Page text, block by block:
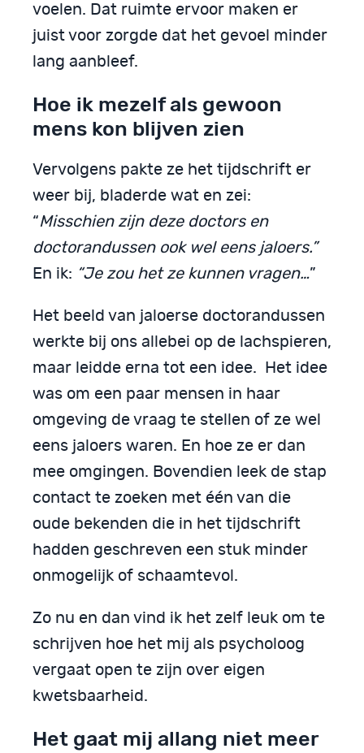
voelen. Dat ruimte ervoor maken er
juist voor zorgde dat het gevoel minder
lang aanbleef.
Hoe ik mezelf als gewoon
mens kon blijven zien
Vervolgens pakte ze het tijdschrift er
weer bij, bladerde wat en zei:
“Misschien zijn deze doctors en
doctorandussen ook wel eens jaloers.”
En ik: “Je zou het ze kunnen vragen…”
Het beeld van jaloerse doctorandussen
werkte bij ons allebei op de lachspieren,
maar leidde erna tot een idee. Het idee
was om een paar mensen in haar
omgeving de vraag te stellen of ze wel
eens jaloers waren. En hoe ze er dan
mee omgingen. Bovendien leek de stap
contact te zoeken met één van die
oude bekenden die in het tijdschrift
hadden geschreven een stuk minder
onmogelijk of schaamtevol.
Zo nu en dan vind ik het zelf leuk om te
schrijven hoe het mij als psycholoog
vergaat open te zijn over eigen
kwetsbaarheid.
Het gaat mij allang niet meer